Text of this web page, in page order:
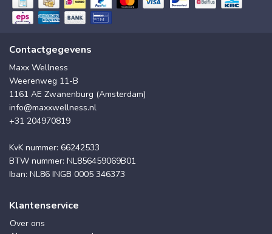
Contactgegevens
Maxx Wellness
Weerenweg 11-B
1161 AE Zwanenburg (Amsterdam)
info@maxxwellness.nl
+31 204970819
KvK nummer: 66242533
BTW nummer: NL856459069B01
Iban: NL86 INGB 0005 346373
Klantenservice
Over ons